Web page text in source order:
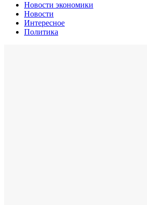
Новости экономики
Новости
Интересное
Политика